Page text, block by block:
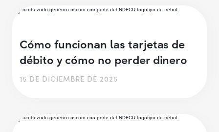
Cómo funcionan las tarjetas de
débito y cómo no perder dinero
15 DE DICIEMBRE DE 2025